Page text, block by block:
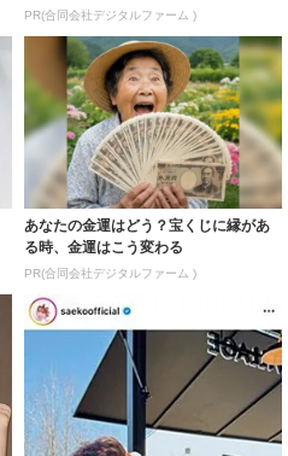
PR(合同会社デジタルファーム )
あなたの金運はどう？宝くじに縁があ
る時、金運はこう変わる
PR(合同会社デジタルファーム )